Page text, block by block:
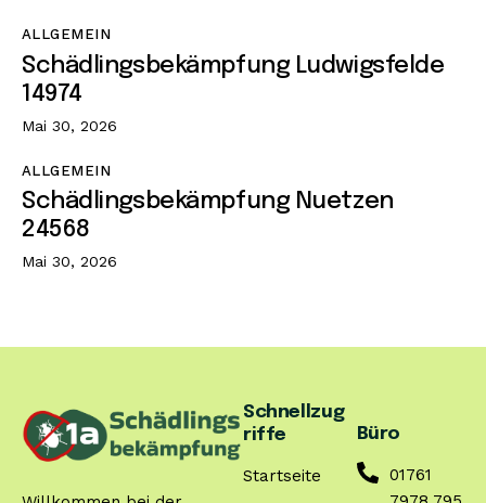
ALLGEMEIN
Schädlingsbekämpfung Ludwigsfelde
14974
Mai 30, 2026
ALLGEMEIN
Schädlingsbekämpfung Nuetzen
24568
Mai 30, 2026
Schnellzug
riffe
Startseite
Büro
01761